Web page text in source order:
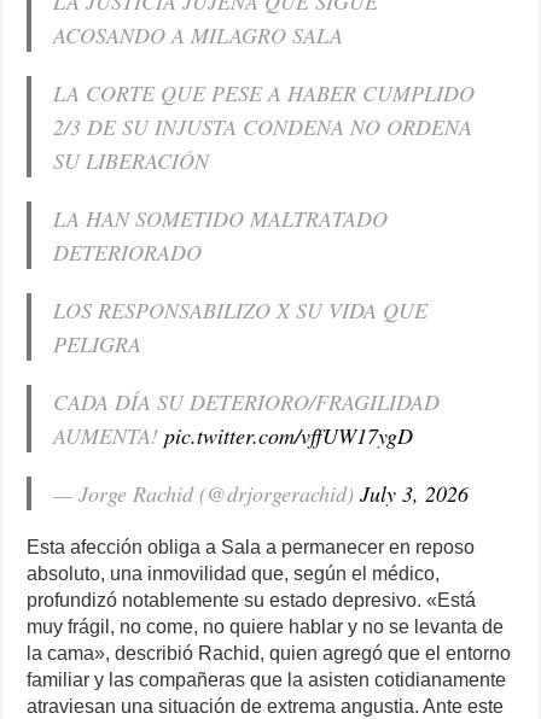
ACOSANDO A MILAGRO SALA
LA CORTE QUE PESE A HABER CUMPLIDO
2/3 DE SU INJUSTA CONDENA NO ORDENA
SU LIBERACIÓN
LA HAN SOMETIDO MALTRATADO
DETERIORADO
LOS RESPONSABILIZO X SU VIDA QUE
PELIGRA
CADA DÍA SU DETERIORO/FRAGILIDAD
AUMENTA!pic.twitter.com/vffUW17ygD
— Jorge Rachid (@drjorgerachid)July 3, 2026
Esta afección obliga a Sala a permanecer en reposo
absoluto, una inmovilidad que, según el médico,
profundizó notablemente su estado depresivo. «Está
muy frágil, no come, no quiere hablar y no se levanta de
la cama», describió Rachid, quien agregó que el entorno
familiar y las compañeras que la asisten cotidianamente
atraviesan una situación de extrema angustia. Ante este